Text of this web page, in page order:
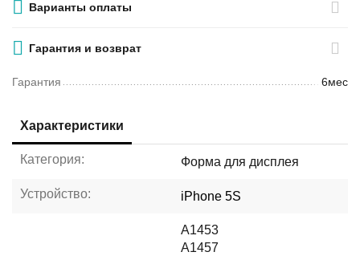
Варианты оплаты
Гарантия и возврат
Гарантия 6мес
Характеристики
Категория: Форма для дисплея
Устройство: iPhone 5S
A1453
A1457